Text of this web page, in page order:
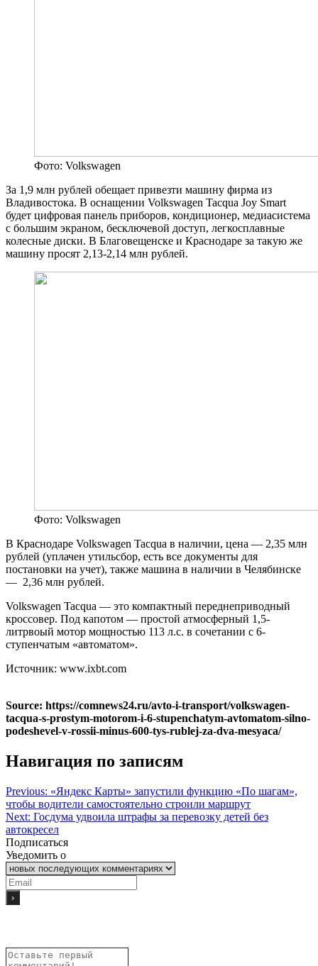
Фото: Volkswagen
За 1,9 млн рублей обещает привезти машину фирма из
Владивостока. В оснащении Volkswagen Tacqua Joy Smart
будет цифровая панель приборов, кондиционер, медиасистема
с большим экраном, бесключевой доступ, легкосплавные
колесные диски. В Благовещенске и Краснодаре за такую же
машину просят 2,13-2,14 млн рублей.
Фото: Volkswagen
В Краснодаре Volkswagen Tacqua в наличии, цена — 2,35 млн
рублей (уплачен утильсбор, есть все документы для
постановки на учет), также машина в наличии в Челябинске
— 2,36 млн рублей.
Volkswagen Tacqua — это компактный переднеприводный
кроссовер. Под капотом — простой атмосферный 1,5-
литрвоый мотор мощностью 113 л.с. в сочетании с 6-
ступенчатым «автоматом».
Источник: www.ixbt.com
Source: https://comnews24.ru/avto-i-transport/volkswagen-
tacqua-s-prostym-motorom-i-6-stupenchatym-avtomatom-silno-
podeshevel-v-rossii-minus-600-tys-rublej-za-dva-mesyaca/
Навигация по записям
Previous: «Яндекс Карты» запустили функцию «По шагам»,
чтобы водители самостоятельно строили маршрут
Next: Госдума удвоила штрафы за перевозку детей без
автокресел
Подписаться
Уведомить о